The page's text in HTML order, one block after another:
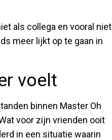
als collega en vooral niet
meer lijkt op te gaan in
voelt
binnen Master Oh
voor zijn vrienden ooit
in een situatie waarin